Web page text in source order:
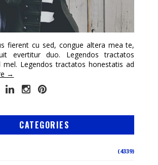
fierent cu sed, congue altera mea te,
evertitur duo. Legendos tractatos
mel. Legendos tractatos honestatis ad
→
CATEGORIES
(4339)